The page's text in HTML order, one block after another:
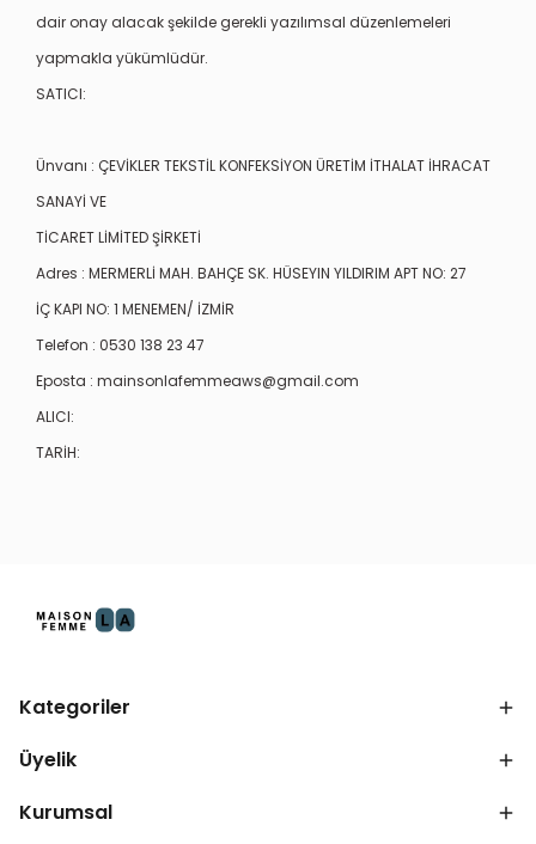
dair onay alacak şekilde gerekli yazılımsal düzenlemeleri
yapmakla yükümlüdür.
SATICI:
Ünvanı : ÇEVİKLER TEKSTİL KONFEKSİYON ÜRETİM İTHALAT İHRACAT
SANAYİ VE
TİCARET LİMİTED ŞİRKETİ
Adres : MERMERLİ MAH. BAHÇE SK. HÜSEYIN YILDIRIM APT NO: 27
İÇ KAPI NO: 1 MENEMEN/ İZMİR
Telefon : 0530 138 23 47
Eposta : mainsonlafemmeaws@gmail.com
ALICI:
TARİH:
Kategoriler
Üyelik
Kurumsal